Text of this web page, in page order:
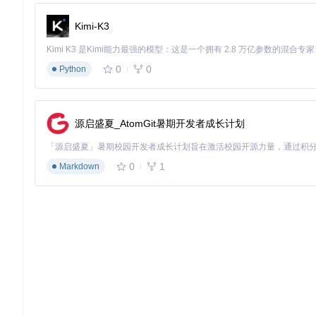
Kimi-K3
Python 0 0
源启盛夏_AtomGit暑期开发者成长计划
Markdown 0 1